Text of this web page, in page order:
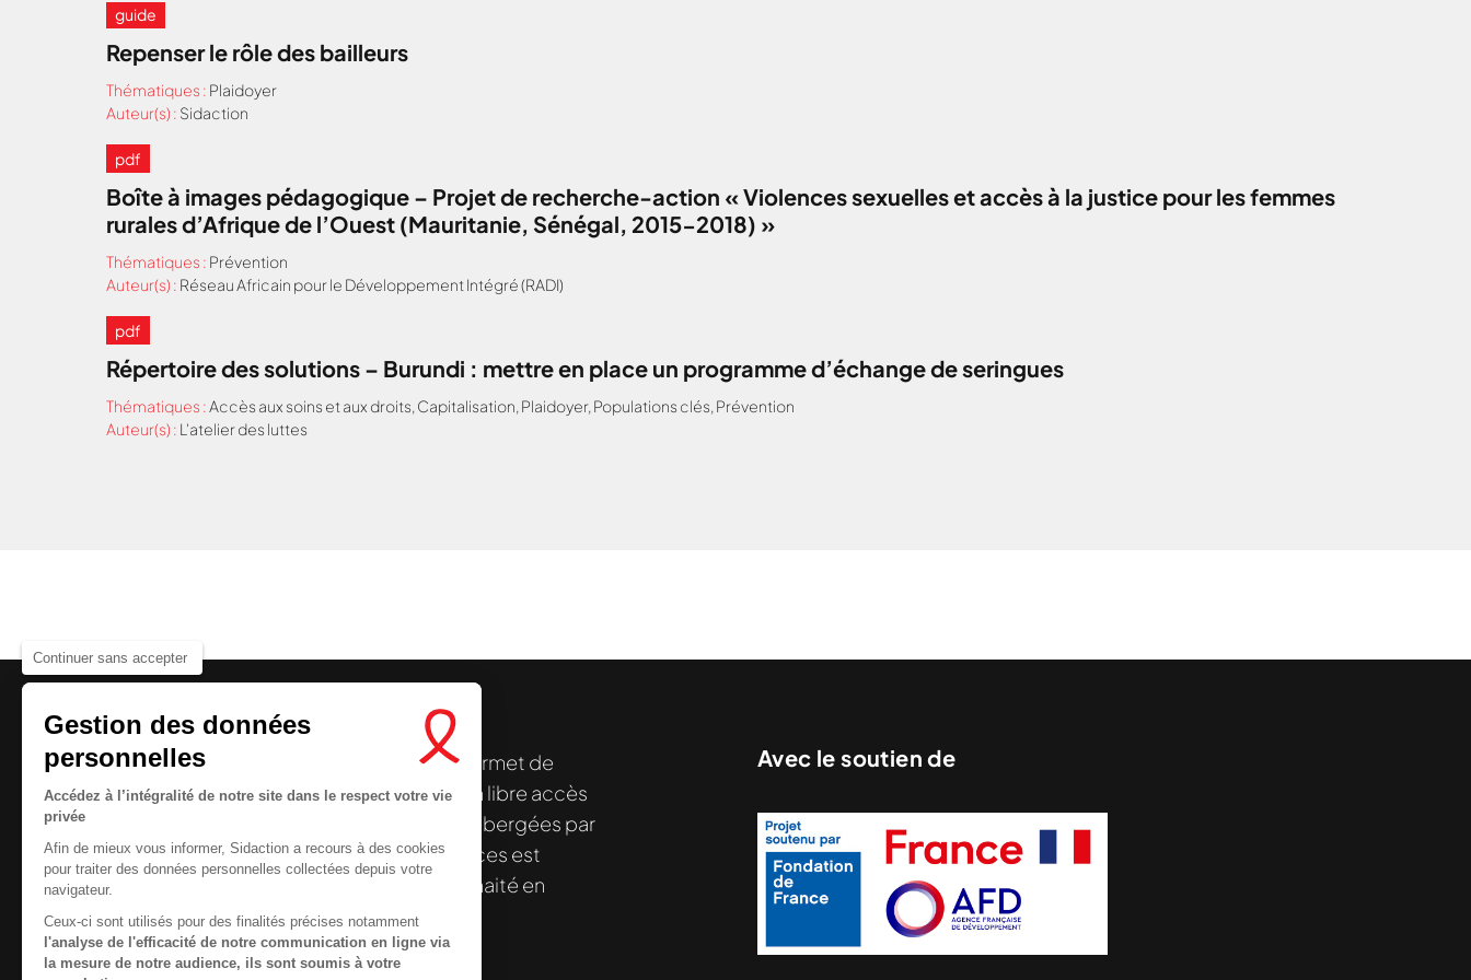
Continuer sans accepter
Gestion des données
personnelles
Accédez à l’intégralité de notre site dans le respect votre vie
privée
Afin de mieux vous informer, Sidaction a recours à des cookies
pour traiter des données personnelles collectées depuis votre
navigateur.
Ceux-ci sont utilisés pour des finalités précises notamment
l'analyse de l'efficacité de notre communication en ligne via
la mesure de notre audience, ils sont soumis à votre
guide
Repenser le rôle des bailleurs
Thématiques : Plaidoyer
Auteur(s) : Sidaction
pdf
Boîte à images pédagogique – Projet de recherche-action « Violences sexuelles et accès à la justice pour les femmes
rurales d’Afrique de l’Ouest (Mauritanie, Sénégal, 2015-2018) »
Thématiques : Prévention
Auteur(s) : Réseau Africain pour le Développement Intégré (RADI)
pdf
Répertoire des solutions – Burundi : mettre en place un programme d’échange de seringues
Thématiques :Accès aux soins et aux droits, Capitalisation, Plaidoyer, Populations clés, Prévention
Auteur(s) : L'atelier des luttes
Le centre de ressources de Sidactionpermet de
disposer de ressources francophones en libre accès
. À l’origine, hébergées par
la Plateforme ELSA, le Centre de ressources est
désormais gérée par Sidaction qui a souhaité en
reprendre le pilotage.
Avec le soutien de